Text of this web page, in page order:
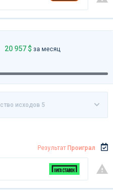
20 957 $ за месяц
исходов 5
Результат Проиграл